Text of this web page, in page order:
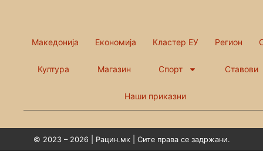
Македонија Економија Кластер ЕУ Регион
Култура Магазин Спорт Ставови
Наши приказни
© 2023 – 2026 | Рацин.мк | Сите права се задржани.